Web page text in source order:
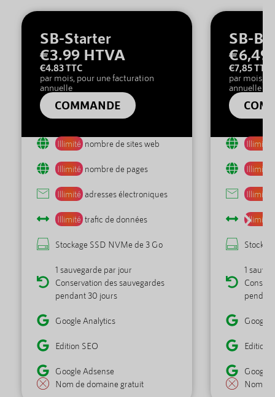
SB-Starter
€3.99 HTVA
€4.83 TTC
par mois, pour une facturation
annuelle
COMMANDE
Illimité nombre de sites web
Illimité nombre de pages
Illimité adresses électroniques
Illimité trafic de données
Stockage SSD NVMe de 3 Go
1 sauvegarde par jour
Conservation des sauvegardes
pendant 30 jours
Google Analytics
Edition SEO
Google Adsense
Nom de domaine gratuit
SB-
€6,49
€7,85 TTC
par mois,
annuelle
Illimité
Illimité
Illimité
Illimité
1
Google
Edition
Google
Nom